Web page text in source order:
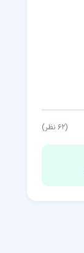
(۶۲نظر)